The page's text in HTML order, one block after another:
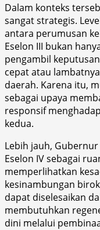
Dalam konteks
sangat strategis.
antara perumusan
Eselon III bukan
pengambil
cepat atau
daerah. Karena itu,
sebagai upaya
responsif
kedua.
Lebih jauh,
Eselon IV sebagai
memperlihatkan
kesinambungan
dapat diselesaikan
membutuhkan
dini melalui